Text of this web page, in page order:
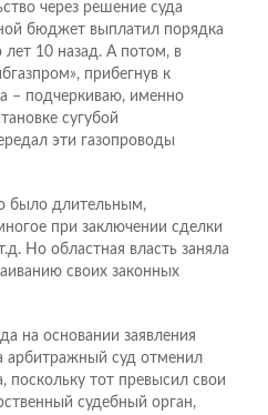
через решение суда
бюджет выплатил порядка
10 назад. А потом, в
прибегнув к
– подчеркиваю, именно
сугубой
эти газопроводы
было длительным,
при заключении сделки
Но областная власть заняла
своих законных
на основании заявления
арбитражный суд отменил
поскольку тот превысил свои
судебный орган,